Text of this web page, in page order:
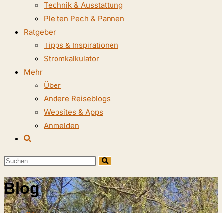
Technik & Ausstattung
Pleiten Pech & Pannen
Ratgeber
Tipps & Inspirationen
Stromkalkulator
Mehr
Über
Andere Reiseblogs
Websites & Apps
Anmelden
Website-
umschalten
Diese
durchsuchen
Blog